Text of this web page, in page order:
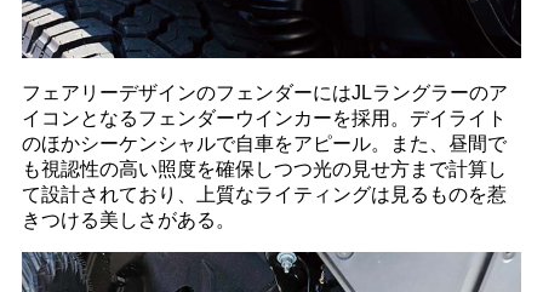
フェアリーデザインのフェンダーにはJLラングラーのア
イコンとなるフェンダーウインカーを採用。デイライト
のほかシーケンシャルで自車をアピール。また、昼間で
も視認性の高い照度を確保しつつ光の見せ方まで計算し
て設計されており、上質なライティングは見るものを惹
きつける美しさがある。